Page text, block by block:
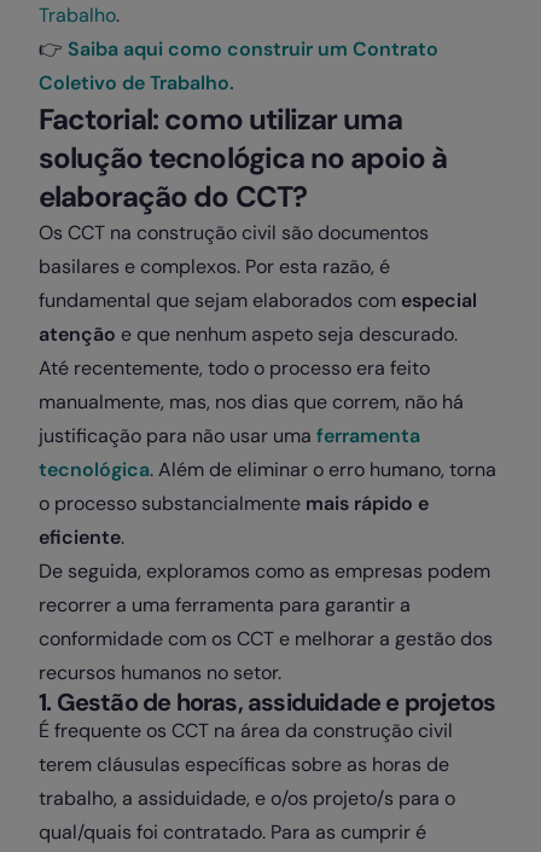
Trabalho.
👉 Saiba aqui como construir um Contrato
Coletivo de Trabalho.
Factorial: como utilizar uma
solução tecnológica no apoio à
elaboração do CCT?
Os CCT na construção civil são documentos
basilares e complexos. Por esta razão, é
fundamental que sejam elaborados com especial
atenção e que nenhum aspeto seja descurado.
Até recentemente, todo o processo era feito
manualmente, mas, nos dias que correm, não há
justificação para não usar uma ferramenta
tecnológica. Além de eliminar o erro humano, torna
o processo substancialmente mais rápido e
eficiente.
De seguida, exploramos como as empresas podem
recorrer a uma ferramenta para garantir a
conformidade com os CCT e melhorar a gestão dos
recursos humanos no setor.
1. Gestão de horas, assiduidade e projetos
É frequente os CCT na área da construção civil
terem cláusulas específicas sobre as horas de
trabalho, a assiduidade, e o/os projeto/s para o
qual/quais foi contratado. Para as cumprir é